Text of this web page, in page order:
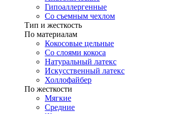
Гипоаллергенные
Со съемным чехлом
Тип и жесткость
По материалам
Кокосовые цельные
Со слоями кокоса
Натуральный латекс
Искусственный латекс
Холлофайбер
По жесткости
Мягкие
Средние